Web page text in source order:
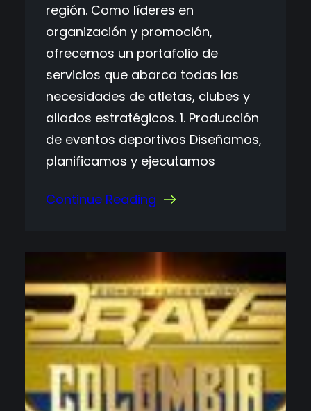
región. Como líderes en
organización y promoción,
ofrecemos un portafolio de
servicios que abarca todas las
necesidades de atletas, clubes y
aliados estratégicos. 1. Producción
de eventos deportivos Diseñamos,
planificamos y ejecutamos
Continue Reading